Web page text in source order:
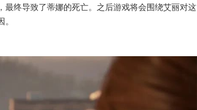
终导致了蒂娜的死亡。之后游戏将会围绕艾丽对这